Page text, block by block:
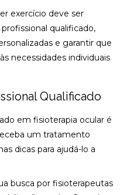
exercício deve ser
qualificado,
e garantir que
necessidades individuais
Qualificado
em fisioterapia ocular é
um tratamento
dicas para ajudá-lo a
busca por fisioterapeutas
O QUE ESPERAR
DORES
SUA SAÚDE